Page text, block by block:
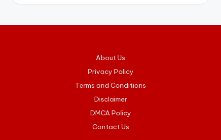
About Us
Privacy Policy
Terms and Conditions
Disclaimer
DMCA Policy
Contact Us